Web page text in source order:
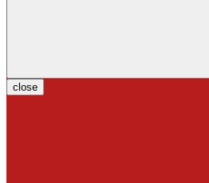
close